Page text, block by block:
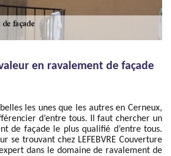
en ravalement de façade
les unes que les autres en Cerneux,
d’entre tous. Il faut chercher un
de façade le plus qualifié d’entre tous.
se trouvant chez LEFEBVRE Couverture
dans le domaine de ravalement de